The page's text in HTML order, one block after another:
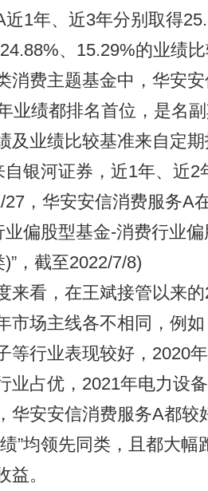
1年、近3年分别取得
、15.29%的业绩
消费主题基金中，华安
业绩都排名首位，是名
及业绩比较基准来自定
自银河证券，近1年、近2
27，华安安信消费服务A
业偏股型基金-消费行业
，截至2022/7/8)
看，在王斌接管以来的
市场主线各不相同，例
等行业表现较好，2020
业占优，2021年电力设
华安安信消费服务A都较
”均领先同类，且都大
益。